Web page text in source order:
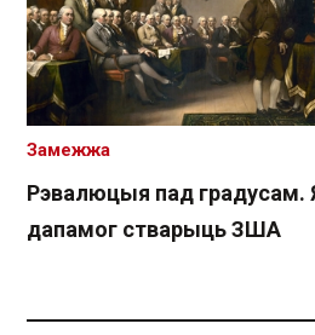
Рэвалюцыя пад градусам.
дапамог стварыць ЗША
Замежжа